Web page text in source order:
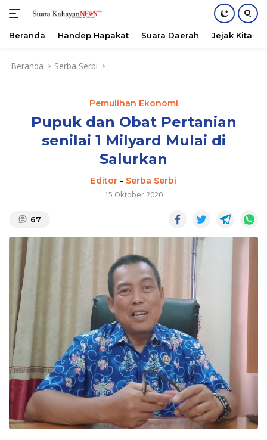
Beranda Handep Hapakat Suara Daerah Jejak Kita
Beranda Serba Serbi
Pemulihan Ekonomi
Pupuk dan Obat Pertanian
senilai 1 Milyard Mulai di
Salurkan
Editor - Serba Serbi
15 Oktober 2020
67